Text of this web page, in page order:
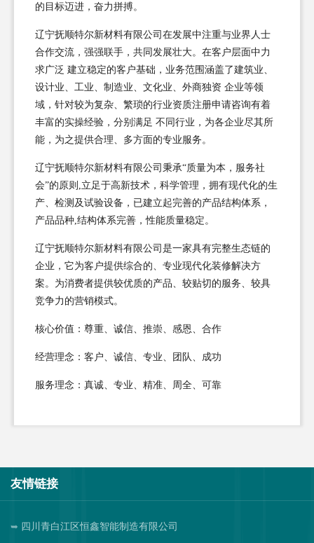
的目标迈进，奋力拼搏。
辽宁抚顺特尔新材料有限公司在发展中注重与业界人士
合作交流，强强联手，共同发展壮大。在客户层面中力
求广泛 建立稳定的客户基础，业务范围涵盖了建筑业、
设计业、工业、制造业、文化业、外商独资 企业等领
域，针对较为复杂、繁琐的行业资质注册申请咨询有着
丰富的实操经验，分别满足 不同行业，为各企业尽其所
能，为之提供合理、多方面的专业服务。
辽宁抚顺特尔新材料有限公司秉承“质量为本，服务社
会”的原则,立足于高新技术，科学管理，拥有现代化的生
产、检测及试验设备，已建立起完善的产品结构体系，
产品品种,结构体系完善，性能质量稳定。
辽宁抚顺特尔新材料有限公司是一家具有完整生态链的
企业，它为客户提供综合的、专业现代化装修解决方
案。为消费者提供较优质的产品、较贴切的服务、较具
竞争力的营销模式。
核心价值：尊重、诚信、推崇、感恩、合作
经营理念：客户、诚信、专业、团队、成功
服务理念：真诚、专业、精准、周全、可靠
友情链接
四川青白江区恒鑫智能制造有限公司